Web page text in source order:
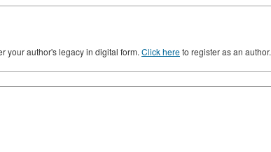
your author's legacy in digital form. Click hereto register as an author.